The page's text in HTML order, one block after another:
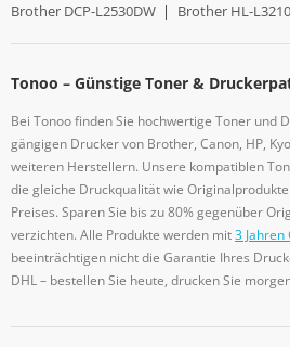
Brother DCP-L2530DW | Brother HL-
Tonoo – Günstige Toner &
Bei Tonoo finden Sie hochwertige Toner und
gängigen Drucker von Brother, Canon, HP,
weiteren Herstellern. Unsere kompatiblen
die gleiche Druckqualität wie
Preises. Sparen Sie bis zu 80% gegenüber
verzichten. Alle Produkte werden mit3
beeinträchtigen nicht die Garantie Ihres
DHL – bestellen Sie heute, drucken Sie